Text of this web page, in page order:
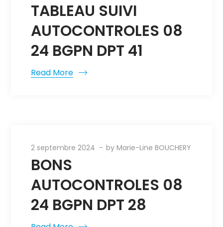
TABLEAU SUIVI
AUTOCONTROLES 08
24 BGPN DPT 41
Read More
2 septembre 2024 byMarie-Line BOUCHERY
BONS
AUTOCONTROLES 08
24 BGPN DPT 28